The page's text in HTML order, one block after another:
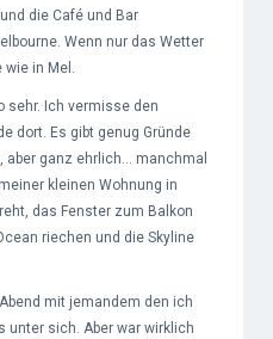
die Café und Bar
Wenn nur das Wetter
wie in Mel.
sehr. Ich vermisse den
dort. Es gibt genug Gründe
aber ganz ehrlich… manchmal
kleinen Wohnung in
das Fenster zum Balkon
riechen und die Skyline
mit jemandem den ich
unter sich. Aber war wirklich